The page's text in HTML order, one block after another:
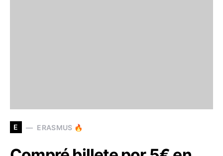
E ERASMUS 🔥